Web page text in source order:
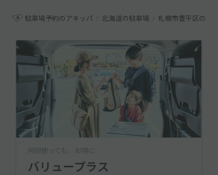
駐車場予約のアキッパ 北海道の駐車場 札幌市豊平区の駐
何回使っても、お得に
バリュープラス